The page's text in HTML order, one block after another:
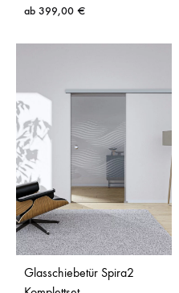
ab 399,00 €
Glasschiebetür Spira2